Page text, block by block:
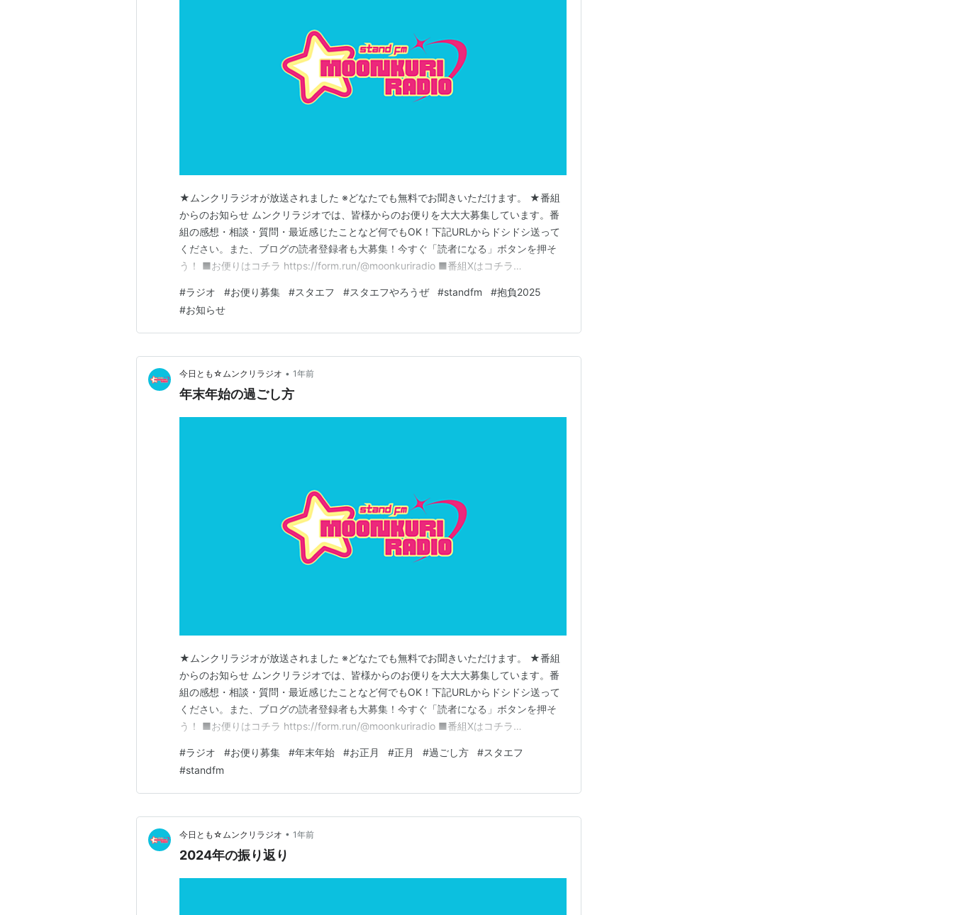
★ムンクリラジオが放送されました ※どなたでも無料でお聞きいただけます。 ★番組
からのお知らせ ムンクリラジオでは、皆様からのお便りを大大大募集しています。番
組の感想・相談・質問・最近感じたことなど何でもOK！下記URLからドシドシ送って
ください。また、ブログの読者登録者も大募集！今すぐ「読者になる」ボタンを押そ
う！ ■お便りはコチラ https://form.run/@moonkuriradio ■番組Xはコチラ
テンツ
#ラジオ #お便り募集 #スタエフ #スタエフやろうぜ #standfm #抱負2025
#お知らせ
今日とも☆ムンクリラジオ • 1年前
年末年始の過ごし方
★ムンクリラジオが放送されました ※どなたでも無料でお聞きいただけます。 ★番組
からのお知らせ ムンクリラジオでは、皆様からのお便りを大大大募集しています。番
組の感想・相談・質問・最近感じたことなど何でもOK！下記URLからドシドシ送って
ください。また、ブログの読者登録者も大募集！今すぐ「読者になる」ボタンを押そ
う！ ■お便りはコチラ https://form.run/@moonkuriradio ■番組Xはコチラ
テンツ
#ラジオ #お便り募集 #年末年始 #お正月 #正月 #過ごし方 #スタエフ
#standfm
今日とも☆ムンクリラジオ • 1年前
2024年の振り返り